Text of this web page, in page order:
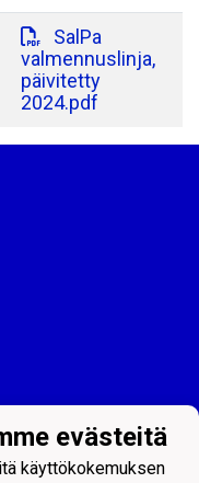
SalPa
valmennuslinja,
päivitetty
2024.pdf
evästeitä
käyttökokemuksen